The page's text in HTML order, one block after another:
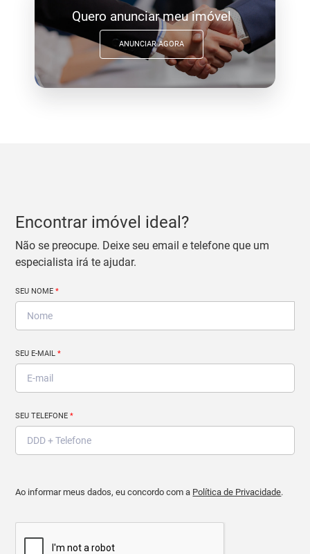
Quero anunciar meu imóvel
ANUNCIAR AGORA
Encontrar imóvel ideal?
Não se preocupe. Deixe seu email e telefone que um
especialista irá te ajudar.
SEU NOME*
SEU E-MAIL*
SEU TELEFONE*
Ao informar meus dados, eu concordo com a Política de Privacidade.